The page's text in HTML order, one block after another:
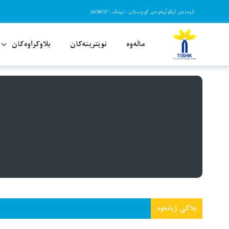
to
ناوەندی لێکۆڵینەوەی کوردستان - تیشک، 26/08/07
ماڵەوە نوێترینەکان بڵاوکراوەکان
““ژیانەوە” بلاگێکی ڕووناکبیری، سیاسی
بلاگی ژیانەوە